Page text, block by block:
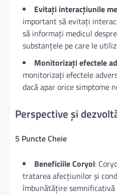
Evitați interacțiunile
important să evitați
să informați medicul
substanțele pe care le
Monitorizați efectele
monitorizați efectele
dacă apar orice simptome
Perspective și
5 Puncte Cheie
Beneficiile Coryol:
tratarea afecțiunilor și
îmbunătățire